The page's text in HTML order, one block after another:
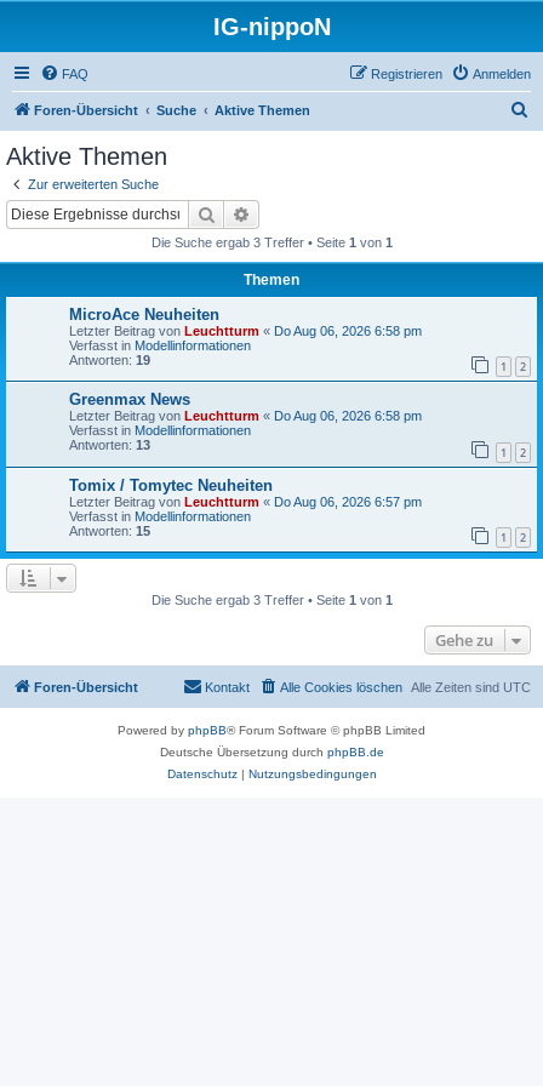
IG-nippoN
FAQ Anmelden
Registrieren
Foren-Übersicht Suche Aktive Themen
Aktive Themen
Zur erweiterten Suche
Suche
Die Suche ergab 3 Treffer • Seite 1 von 1
Themen
MicroAce Neuheiten
Letzter Beitrag von Leuchtturm « Do Aug 06, 2026 6:58 pm
Verfasst in Modellinformationen
Antworten: 19 1 2
Greenmax News
Letzter Beitrag von Leuchtturm « Do Aug 06, 2026 6:58 pm
Verfasst in Modellinformationen
Antworten: 13 1 2
Tomix / Tomytec Neuheiten
Letzter Beitrag von Leuchtturm « Do Aug 06, 2026 6:57 pm
Verfasst in Modellinformationen
Antworten: 15 1 2
Die Suche ergab 3 Treffer • Seite 1von 1
Gehe zu
Foren-Übersicht Alle Zeiten sind UTC
Alle Cookies löschen
Kontakt
Powered by phpBB® Forum Software © phpBB Limited
Deutsche Übersetzung durch phpBB.de
Datenschutz| Nutzungsbedingungen